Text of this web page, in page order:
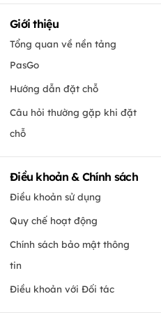
Giới thiệu
Tổng quan về nền tảng
PasGo
Hướng dẫn đặt chỗ
Câu hỏi thường gặp khi đặt
chỗ
Điều khoản & Chính sách
Điều khoản sử dụng
Quy chế hoạt động
Chính sách bảo mật thông
tin
Điều khoản với Đối tác